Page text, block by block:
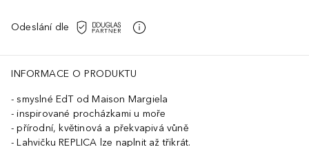
Odeslání dle
INFORMACE O PRODUKTU
smyslné EdT od Maison Margiela
inspirované procházkami u moře
přírodní, květinová a překvapivá vůně
Lahvičku REPLICA lze naplnit až třikrát.